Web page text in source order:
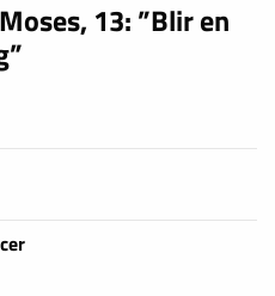
13: ”Blir en